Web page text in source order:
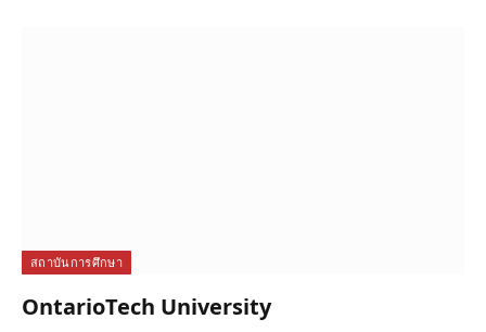
สถาบันการศึกษา
OntarioTech University